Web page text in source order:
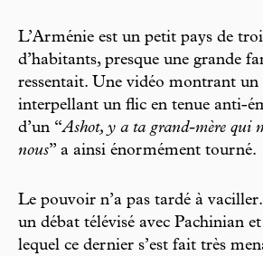
L’Arménie est un petit pays de
d’habitants, presque une grande
ressentait. Une vidéo montrant
interpellant un flic en tenue anti-
d’un “Ashot, y a ta grand-mère qui
nous” a ainsi énormément tourné.
Le pouvoir n’a pas tardé à
un débat télévisé avec Pachinian
lequel ce dernier s’est fait très